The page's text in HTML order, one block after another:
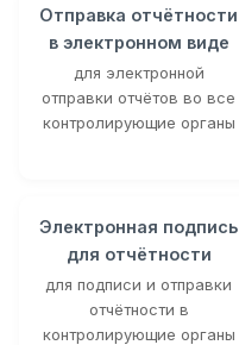
Отправка отчётности
в электронном виде
для электронной
отправки отчётов во все
контролирующие органы
Электронная подпись
для отчётности
для подписи и отправки
отчётности в
контролирующие органы